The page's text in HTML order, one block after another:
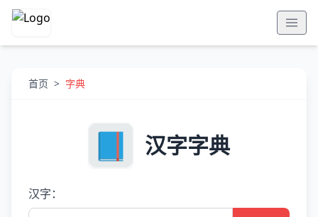
首页 > 字典
汉字字典
汉字：